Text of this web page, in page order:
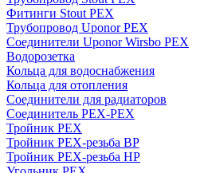
Фитинги Stout PEX
Трубопровод Uponor PEX
Соединители Uponor Wirsbo PEX
Водорозетка
Кольца для водоснабжения
Кольца для отопления
Соединители для радиаторов
Соединитель PEX-PEX
Тройник PEX
Тройник PEX-резьба ВР
Тройник PEX-резьба НР